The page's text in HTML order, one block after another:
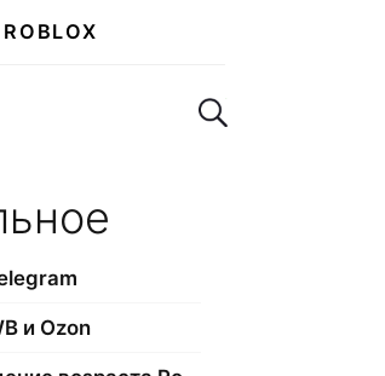
Поиск по сайту
и Ozon